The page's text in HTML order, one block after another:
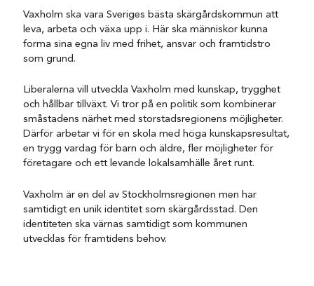
Vaxholm ska vara Sveriges bästa skärgårdskommun att
leva, arbeta och växa upp i. Här ska människor kunna
forma sina egna liv med frihet, ansvar och framtidstro
som grund.
Liberalerna vill utveckla Vaxholm med kunskap, trygghet
och hållbar tillväxt. Vi tror på en politik som kombinerar
småstadens närhet med storstadsregionens möjligheter.
Därför arbetar vi för en skola med höga kunskapsresultat,
en trygg vardag för barn och äldre, fler möjligheter för
företagare och ett levande lokalsamhälle året runt.
Vaxholm är en del av Stockholmsregionen men har
samtidigt en unik identitet som skärgårdsstad. Den
identiteten ska värnas samtidigt som kommunen
utvecklas för framtidens behov.